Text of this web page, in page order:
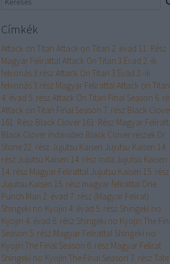
Címkék
Attack on Titan Attack on Titan 2. évad 11. Rész
Magyar FelirattalAttack On Titan 3.Évad 2.-ik
felvonás 3.rész Attack On Titan 3.Évad 2.-ik
felvonás 3.rész Magyar FelirattalAttack on Titan
4. évad 5. rész Attack On Titan Final Season 6.
Attack on Titan Final Season 7. rész Black
161. Rész Black Clover 161. Rész Magyar
Black Clover indavideo Black Clover részek Dr.
Stone 22. rész Jujutsu Kaisen Jujutsu Kaisen 14.
rész Jujutsu Kaisen 14. rész inda Jujutsu Kaisen
14. rész Magyar Felirattal Jujutsu Kaisen 15. rész
Jujutsu Kaisen 15. rész magyar felirattal One
Punch Man 2. évad 7. rész (Magyar Felirat)
Shingeki no Kyojin 4. évad 5. rész Shingeki no
Kyojin 4. évad 6. rész Shingeki no Kyojin The
Season 5. rész Magyar Felirattal Shingeki no
Kyojin The Final Season 6. rész Magyar Felirat
Shingeki no Kyojin The Final Season 7. rész Tate